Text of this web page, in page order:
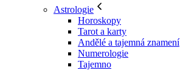
Astrologie
Horoskopy
Tarot a karty
Andělé a tajemná znamení
Numerologie
Tajemno